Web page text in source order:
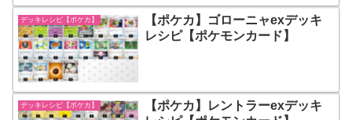
デッキレシピ【ポケカ】
【ポケカ】ゴローニャexデッキ
レシピ【ポケモンカード】
デッキレシピ【ポケカ】
【ポケカ】レントラーexデッキ